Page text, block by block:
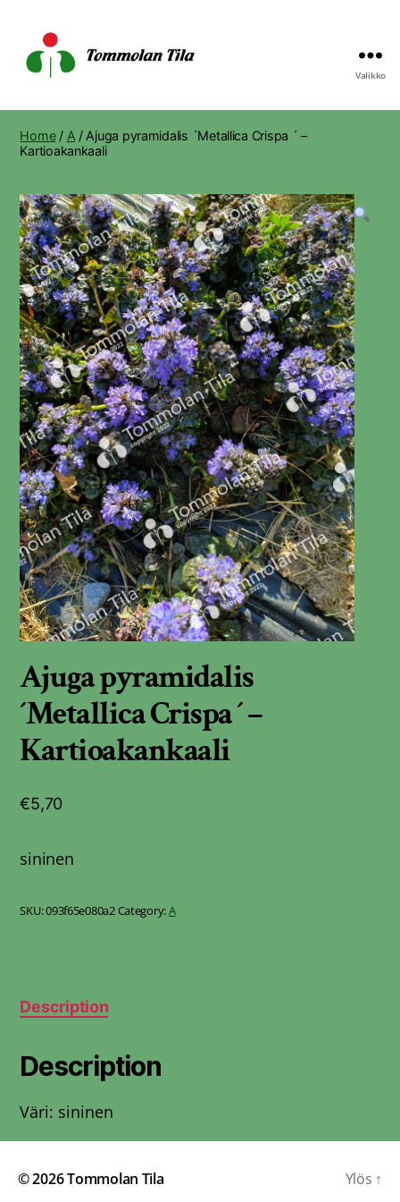
Tila
Valikko
Home/ A / Ajuga pyramidalis ´Metallica Crispa ´ –
Kartioakankaali
Ajuga pyramidalis
´Metallica Crispa ´ –
Kartioakankaali
€5,70
sininen
SKU:093f65e080a2Category:A
Description
Description
Väri: sininen
© 2026Tommolan Tila Ylös ↑